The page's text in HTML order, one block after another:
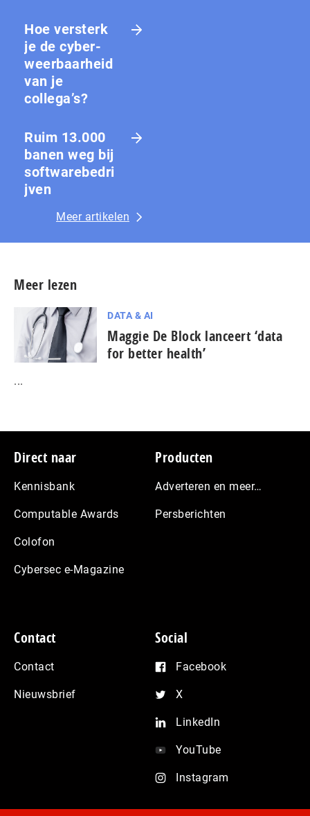
Hoe versterk
je de cy­ber­
weer­baar­heid
van je
collega’s?
Ruim 13.000
banen weg bij
softwarebedri
jven
Meer artikelen
Meer lezen
DATA & AI
Maggie De Block lanceert ‘data
for better health’
...
Footer
Direct naar
Kennisbank
Computable Awards
Colofon
Cybersec e-Magazine
Producten
Adverteren en meer…
Persberichten
Contact
Contact
Nieuwsbrief
Social
Facebook
X
LinkedIn
YouTube
Instagram